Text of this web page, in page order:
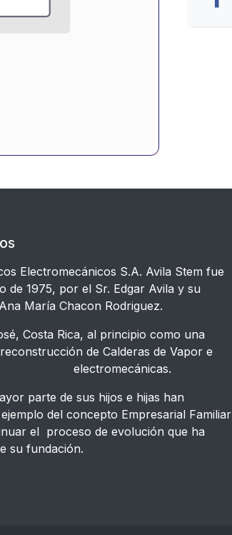
Electromecánicos S.A. Avila Stem fue
de 1975, por el Sr. Edgar Avila y su
María Chacon Rodriguez.
Costa Rica, al principio como una
de Calderas de Vapor e
electromecánicas.
parte de sus hijos e hijas han
del concepto Empresarial Familiar
el proceso de evolución que ha
su fundación.